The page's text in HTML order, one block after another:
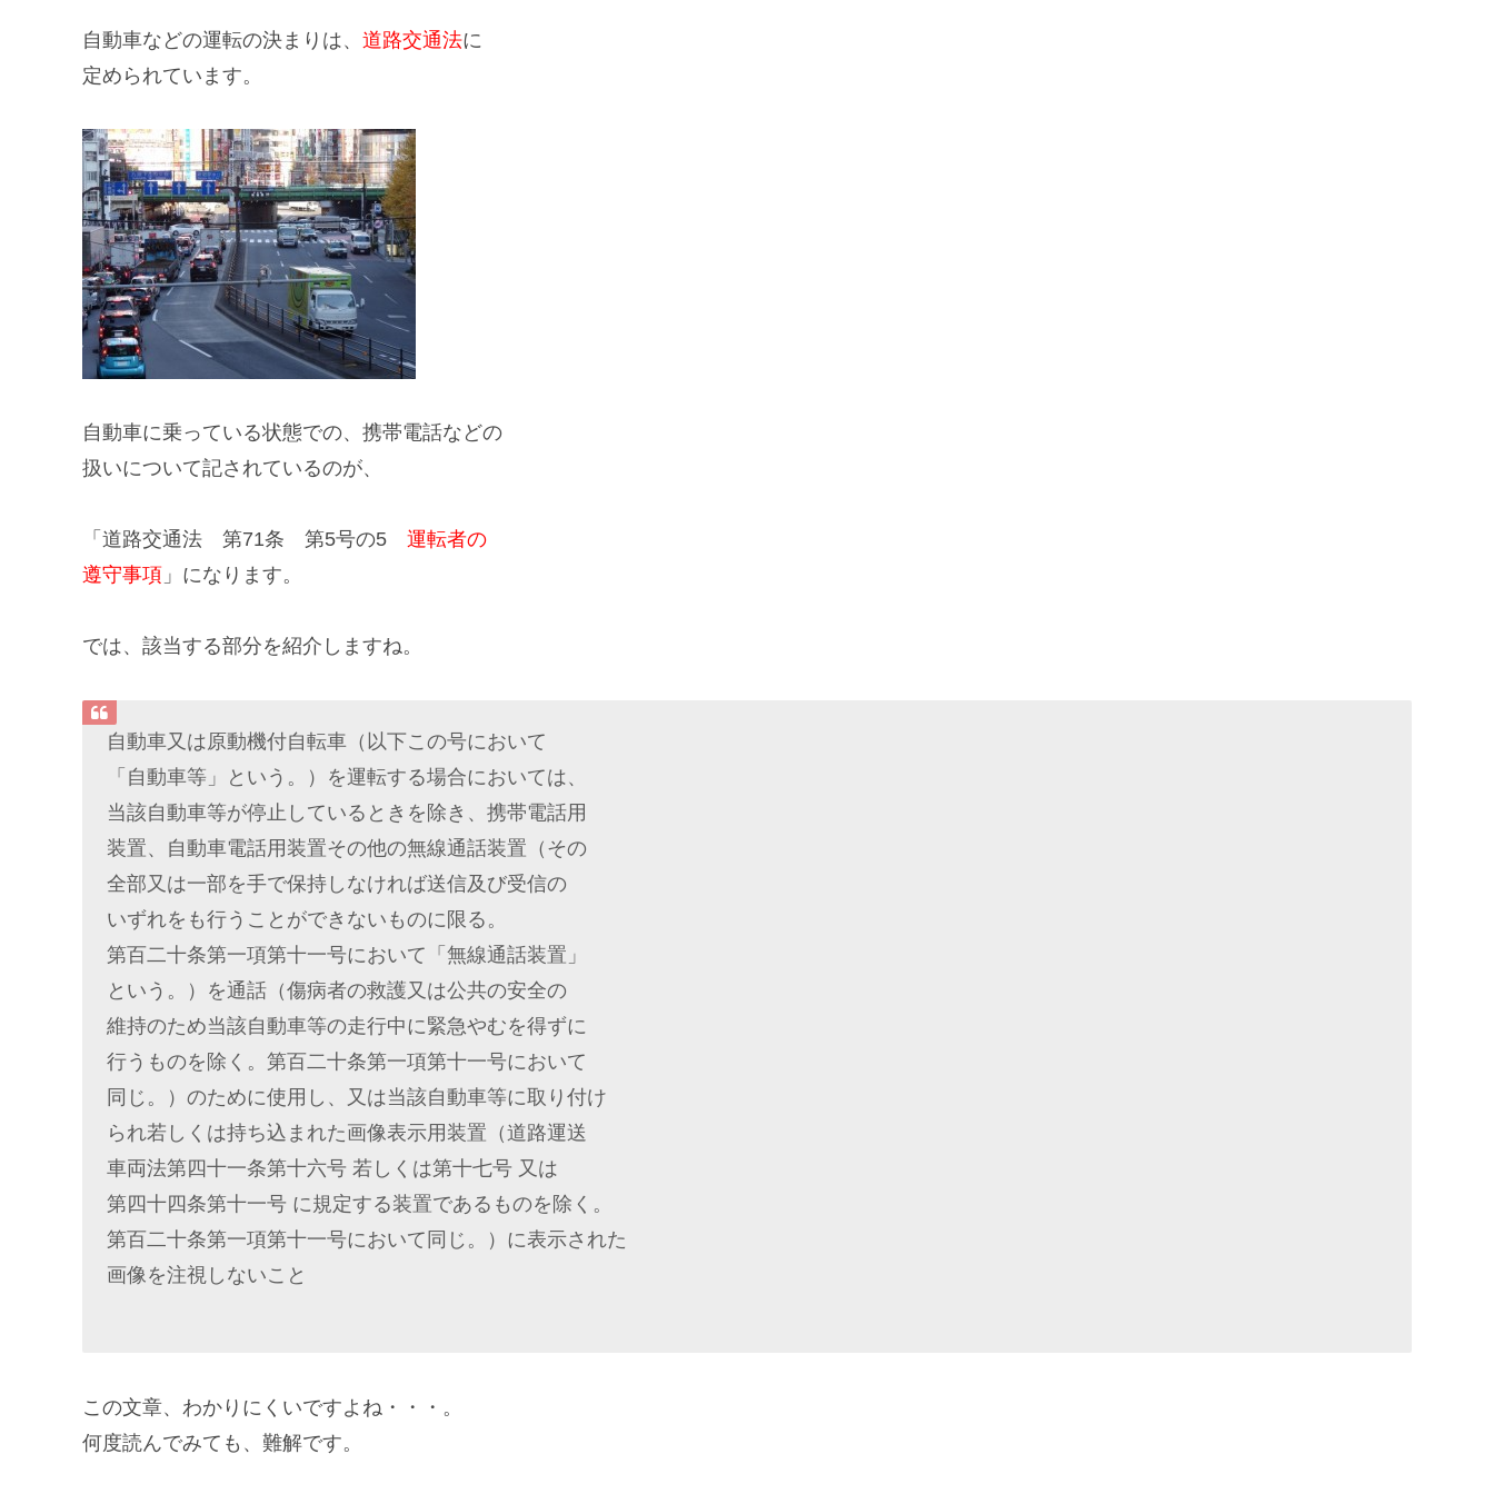
自動車などの運転の決まりは、 道路交通法に
定められています。
自動車に乗っている状態での、 携帯電話などの
扱いについて記されているのが、
「道路交通法 第71条 第5号の5 運転者の
遵守事項 」になります。
では、 該当する部分を紹介しますね。
自動車又は原動機付自転車（以下この号において
「自動車等」という。）を運転する場合においては、
当該自動車等が停止しているときを除き、携帯電話用
装置、自動車電話用装置その他の無線通話装置（その
全部又は一部を手で保持しなければ送信及び受信の
いずれをも行うことができないものに限る。
第百二十条第一項第十一号において「無線通話装置」
という。）を通話（傷病者の救護又は公共の安全の
維持のため当該自動車等の走行中に緊急やむを得ずに
行うものを除く。第百二十条第一項第十一号において
同じ。）のために使用し、又は当該自動車等に取り付け
られ若しくは持ち込まれた画像表示用装置（道路運送
車両法第四十一条第十六号 若しくは第十七号 又は
第四十四条第十一号 に規定する装置であるものを除く。
第百二十条第一項第十一号において同じ。）に表示された
画像を注視しないこと
この文章、わかりにくいですよね・・・。
何度読んでみても、難解です。